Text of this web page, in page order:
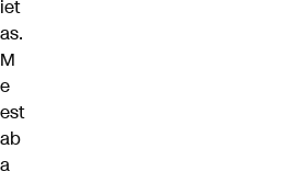
iet
as.
M
e
est
ab
a